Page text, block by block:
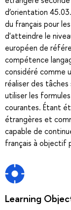
d’orientation
du français pour
d'atteindre le
européen de
compétence
considéré comme
réaliser des
utiliser les
courantes. Étant
étrangères et
capable de
français à objectif
Learning